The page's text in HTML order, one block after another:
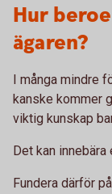
Hur
ägaren?
I många mindre
kanske kommer
viktig kunskap
Det kan
Fundera därför